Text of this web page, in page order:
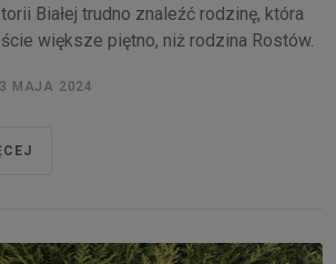
Białej trudno znaleźć rodzinę, która
większe piętno, niż rodzina Rostów.
MAJA 2024